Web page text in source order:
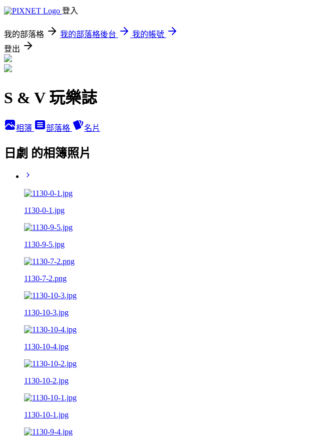
登入
我的部落格 我的部落格後台
我的帳號
登出
S & V 玩樂誌
相簿 部落格 名片
日劇 的相簿照片
1130-0-1.jpg
1130-9-5.jpg
1130-7-2.png
1130-10-3.jpg
1130-10-4.jpg
1130-10-2.jpg
1130-10-1.jpg